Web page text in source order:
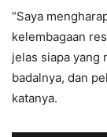
“Saya
kelembagaan
jelas siapa yang
badalnya, dan
katanya.